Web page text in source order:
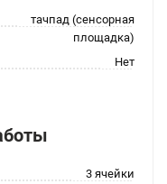
тачпад (сенсорная
площадка)
Нет
3 ячейки